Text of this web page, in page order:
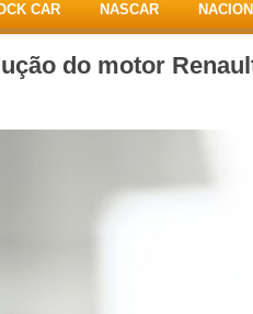
CAR NASCAR
do motor